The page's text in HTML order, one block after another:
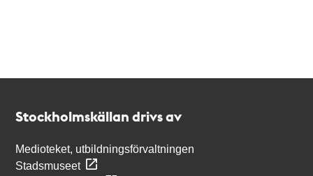
Stockholmskällan drivs av
Medioteket, utbildningsförvaltningen
Stadsmuseet